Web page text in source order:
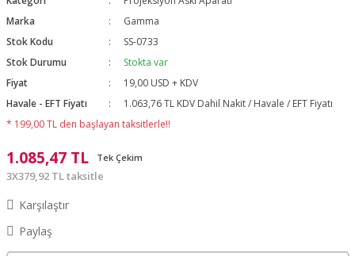
Marka
Gamma
Stok Kodu
SS-0733
Stok Durumu
Stokta var
Fiyat
19,00 USD + KDV
Havale - EFT Fiyatı
1.063,76 TL KDV Dahil Nakit / Havale / EFT Fiyatı
* 199,00 TL den başlayan taksitlerle!!
1.085,47 TL Tek Çekim
3X379,92 TL taksitle
Karşılaştır
Paylaş